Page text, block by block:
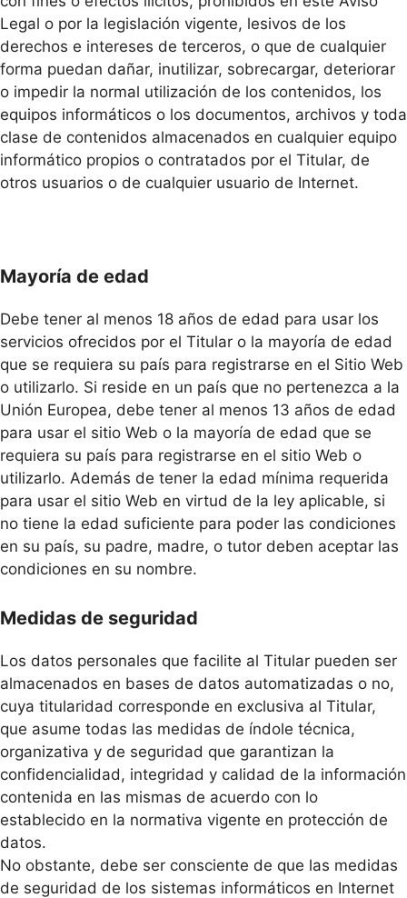
Legal o por la legislación vigente, lesivos de los
derechos e intereses de terceros, o que de cualquier
forma puedan dañar, inutilizar, sobrecargar, deteriorar
o impedir la normal utilización de los contenidos, los
equipos informáticos o los documentos, archivos y toda
clase de contenidos almacenados en cualquier equipo
informático propios o contratados por el Titular, de
otros usuarios o de cualquier usuario de Internet.
Mayoría de edad
Debe tener al menos 18 años de edad para usar los
servicios ofrecidos por el Titular o la mayoría de edad
que se requiera su país para registrarse en el Sitio Web
o utilizarlo. Si reside en un país que no pertenezca a la
Unión Europea, debe tener al menos 13 años de edad
para usar el sitio Web o la mayoría de edad que se
requiera su país para registrarse en el sitio Web o
utilizarlo. Además de tener la edad mínima requerida
para usar el sitio Web en virtud de la ley aplicable, si
no tiene la edad suficiente para poder las condiciones
en su país, su padre, madre, o tutor deben aceptar las
condiciones en su nombre.
Medidas de seguridad
Los datos personales que facilite al Titular pueden ser
almacenados en bases de datos automatizadas o no,
cuya titularidad corresponde en exclusiva al Titular,
que asume todas las medidas de índole técnica,
organizativa y de seguridad que garantizan la
confidencialidad, integridad y calidad de la información
contenida en las mismas de acuerdo con lo
establecido en la normativa vigente en protección de
datos.
No obstante, debe ser consciente de que las medidas
de seguridad de los sistemas informáticos en Internet